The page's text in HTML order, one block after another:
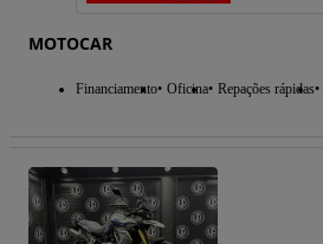
MOTOCAR
Financiamento Oficina Repações rápidas